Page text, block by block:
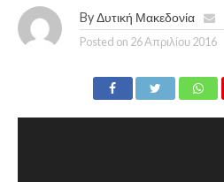
By Δυτική Μακεδονία
Posted on 26 Απριλίου 2016